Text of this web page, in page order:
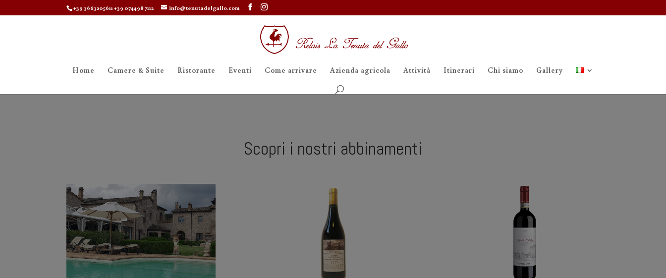
+39 3663205611 +39 074498 7112 info@tenutadelgallo.com
Home Camere & Suite Ristorante Eventi Come arrivare Azienda agricola Attività Itinerari Chi siamo Gallery
Scopri i nostri abbinamenti